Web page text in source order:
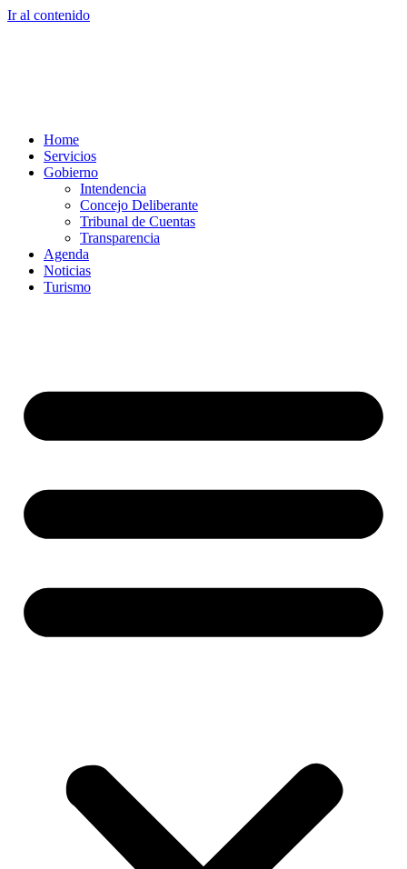
Ir al contenido
Home
Servicios
Gobierno
Intendencia
Concejo Deliberante
Tribunal de Cuentas
Transparencia
Agenda
Noticias
Turismo